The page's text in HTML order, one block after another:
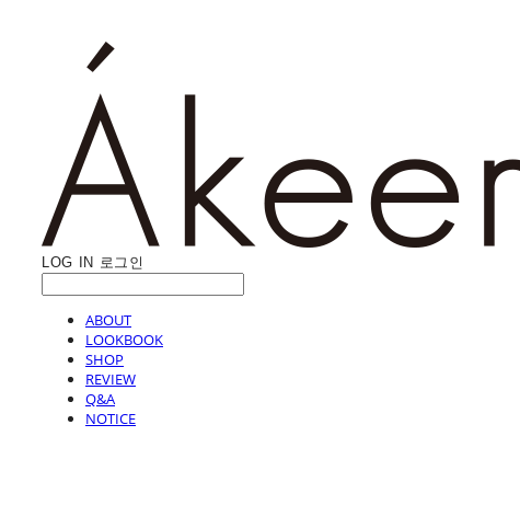
LOG IN 로그인
ABOUT
LOOKBOOK
SHOP
REVIEW
Q&A
NOTICE